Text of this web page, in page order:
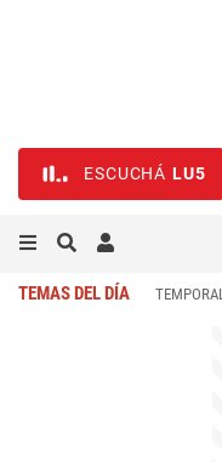
ESCUCHÁ LU5
TEMAS DEL DÍA